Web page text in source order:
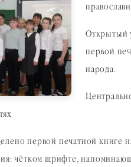
Открытый
первой
народа.
первой печатной книге
чётком шрифте,